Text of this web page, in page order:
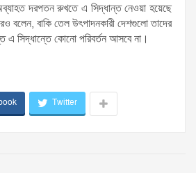
দরপতন রুখতে এ সিদ্ধান্ত নেওয়া হয়েছে
বলেন, বাকি তেল উৎপাদনকারী দেশগুলো তাদের
এ সিদ্ধান্তে কোনো পরিবর্তন আসবে না।
Twitter